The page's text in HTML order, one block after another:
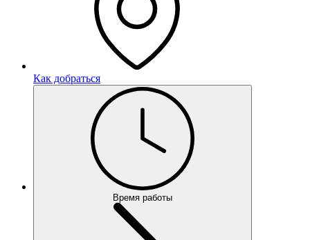
Как добраться
Время работы